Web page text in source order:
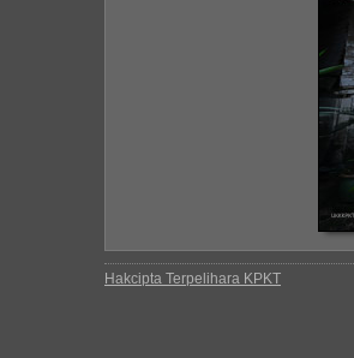
Hakcipta Terpelihara KPKT